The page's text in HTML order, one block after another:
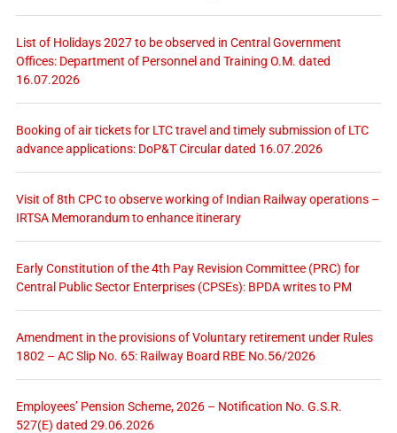
List of Holidays 2027 to be observed in Central Government
Offices: Department of Personnel and Training O.M. dated
16.07.2026
Booking of air tickets for LTC travel and timely submission of LTC
advance applications: DoP&T Circular dated 16.07.2026
Visit of 8th CPC to observe working of Indian Railway operations –
IRTSA Memorandum to enhance itinerary
Early Constitution of the 4th Pay Revision Committee (PRC) for
Central Public Sector Enterprises (CPSEs): BPDA writes to PM
Amendment in the provisions of Voluntary retirement under Rules
1802 – AC Slip No. 65: Railway Board RBE No.56/2026
Employees’ Pension Scheme, 2026 – Notification No. G.S.R.
527(E) dated 29.06.2026